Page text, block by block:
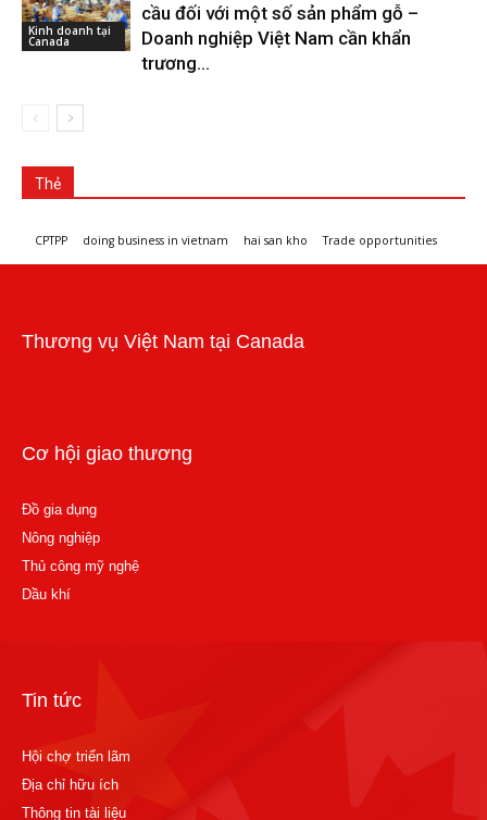
Kinh doanh tại
Canada
cầu đối với một số sản phẩm gỗ –
Doanh nghiệp Việt Nam cần khẩn
trương...
Thẻ
CPTPP doing business in vietnam hai san kho Trade opportunities
Thương vụ Việt Nam tại Canada
Cơ hội giao thương
Đồ gia dụng
Nông nghiệp
Thủ công mỹ nghệ
Dầu khí
Tin tức
Hội chợ triển lãm
Địa chỉ hữu ích
Thông tin tài liệu